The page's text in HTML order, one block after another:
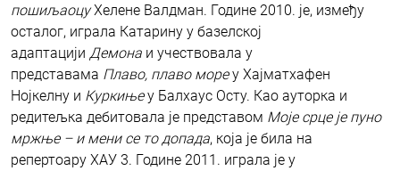
пошиљаоцуХелене Валдман. Године 2010. је, између
осталог, играла Катарину у базелској
адаптацији Демона и учествовала у
представама Плаво, плаво мореу Хајматхафен
Нојкелну и Куркињеу Балхаус Осту. Као ауторка и
редитељка дебитовала је представом Моје срце је пуно
мржње – и мени се то допада, која је била на
репертоару ХАУ 3. Године 2011. играла је у